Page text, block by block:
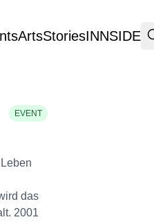
ArtsStoriesINNSIDE
EVENT
das
2001